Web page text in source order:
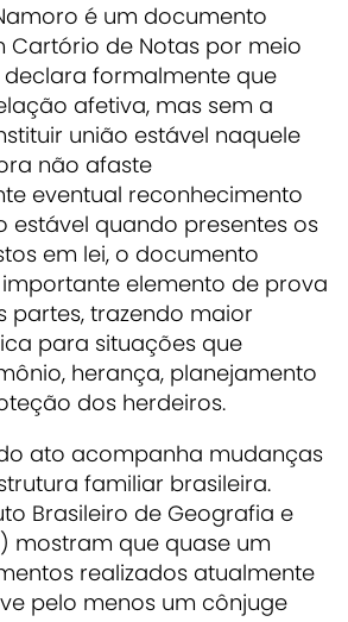
é um documento
Cartório de Notas por meio
formalmente que
afetiva, mas sem a
união estável naquele
não afaste
eventual reconhecimento
estável quando presentes os
em lei, o documento
elemento de prova
partes, trazendo maior
para situações que
herança, planejamento
dos herdeiros.
ato acompanha mudanças
familiar brasileira.
Brasileiro de Geografia e
mostram que quase um
realizados atualmente
pelo menos um cônjuge